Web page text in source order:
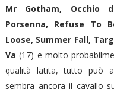
Mr Gotham, Occhio
Porsenna, Refuse To
Loose, Summer Fall,
Va (17) e molto
qualità latita, tutto può
sembra ancora il cavallo